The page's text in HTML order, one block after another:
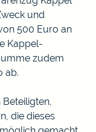
und
500 Euro an
Kappel-
zudem
ab.
Beteiligten,
die dieses